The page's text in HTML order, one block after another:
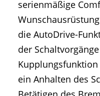
serienmäßige
die AutoDrive-
der
ein Anhalten des